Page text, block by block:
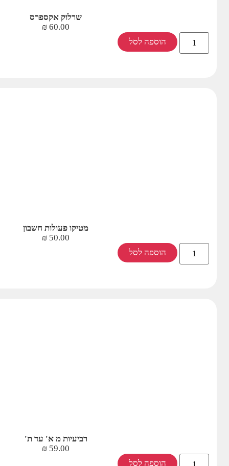
שרלוק אקספרס
60.00
₪
הוספה לסל
מטיקו פעולות חשבון
50.00
₪
הוספה לסל
רביעיות מ א' עד ת'
59.00
₪
הוספה לסל